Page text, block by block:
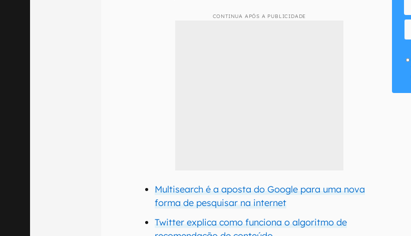
CONTINUA APÓS A PUBLICIDADE
Multisearch é a aposta do Google para uma nova
forma de pesquisar na internet
Twitter explica como funciona o algoritmo de